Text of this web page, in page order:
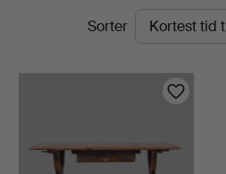
Igangværende
Sorter